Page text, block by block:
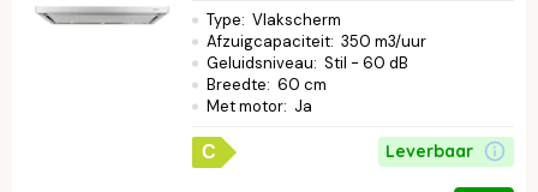
Type: Vlakscherm
Afzuigcapaciteit: 350 m3/uur
Geluidsniveau: Stil - 60 dB
Breedte: 60 cm
Met motor: Ja
C Leverbaar